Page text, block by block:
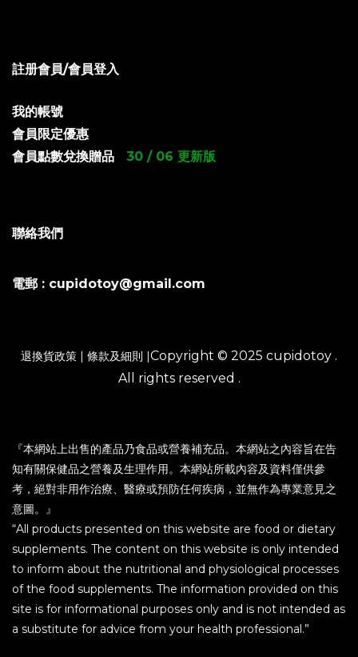
註册會員/會員登入
我的帳號
會員限定優惠
會員點數兌換贈品
30 / 06 更新版
聯絡我們
電郵 : cupidotoy@gmail.com
退換貨政策 | 條款及細則 |Copyright © 2025 cupidotoy .
All rights reserved .
『本網站上出售的產品乃食品或營養補充品。本網站之內容旨在告
知有關保健品之營養及生理作用。本網站所載內容及資料僅供參
考，絕對非用作治療、醫療或預防任何疾病，並無作為專業意見之
意圖。』
“All products presented on this website are food or dietary
supplements. The content on this website is only intended
to inform about the nutritional and physiological processes
of the food supplements. The information provided on this
site is for informational purposes only and is not intended as
a substitute for advice from your health professional.”